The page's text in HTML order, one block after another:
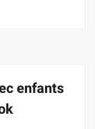
enfants